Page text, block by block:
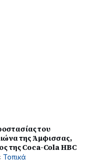
του
της Άμφισσας,
της Coca-Cola HBC
Τοπικά